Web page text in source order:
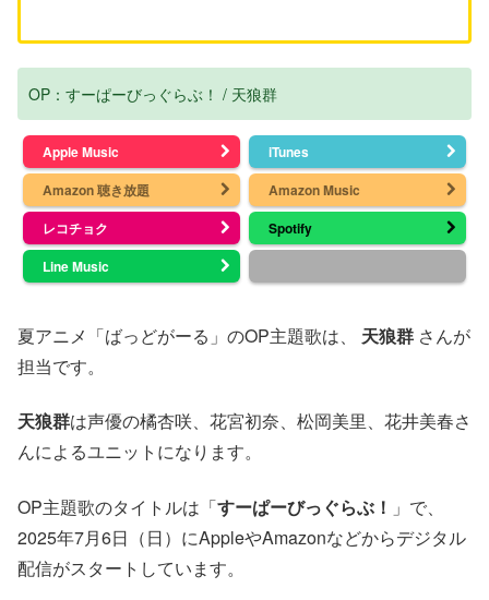
OP：すーぱーびっぐらぶ！ / 天狼群
Apple Music
iTunes
Amazon 聴き放題
Amazon Music
レコチョク
Spotify
Line Music
夏アニメ「ばっどがーる」のOP主題歌は、 天狼群 さんが
担当です。
天狼群は声優の橘杏咲、花宮初奈、松岡美里、花井美春さ
んによるユニットになります。
OP主題歌のタイトルは「すーぱーびっぐらぶ！ 」で、
2025年7月6日（日）にAppleやAmazonなどからデジタル
配信がスタートしています。